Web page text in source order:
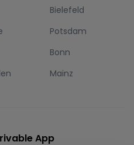
Bielefeld
Potsdam
Bonn
Mainz
App